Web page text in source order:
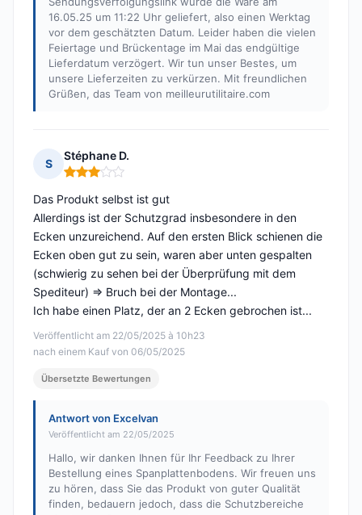
16.05.25 um 11:22 Uhr geliefert, also einen Werktag
vor dem geschätzten Datum. Leider haben die vielen
Feiertage und Brückentage im Mai das endgültige
Lieferdatum verzögert. Wir tun unser Bestes, um
unsere Lieferzeiten zu verkürzen. Mit freundlichen
Grüßen, das Team von meilleurutilitaire.com
S
Stéphane D.
Hinweis: 3 von 5
Veröffentlicht am 22/05/2025 à 10h23
nach einem Kauf von 06/05/2025
Das Produkt selbst ist gut
Allerdings ist der Schutzgrad insbesondere in den
Ecken unzureichend. Auf den ersten Blick schienen die
Ecken oben gut zu sein, waren aber unten gespalten
(schwierig zu sehen bei der Überprüfung mit dem
Spediteur) => Bruch bei der Montage...
Ich habe einen Platz, der an 2 Ecken gebrochen ist...
Übersetzte Bewertungen
Antwort von Excelvan
Veröffentlicht am 22/05/2025
Hallo, wir danken Ihnen für Ihr Feedback zu Ihrer
Bestellung eines Spanplattenbodens. Wir freuen uns
zu hören, dass Sie das Produkt von guter Qualität
finden, bedauern jedoch, dass die Schutzbereiche